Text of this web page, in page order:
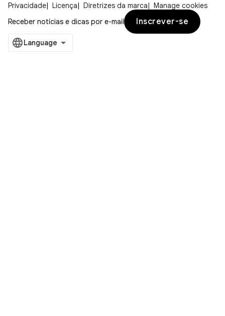
Privacidade Licença Diretrizes da marca
Manage cookies
Receber notícias e dicas por e-mail
Inscrever-se